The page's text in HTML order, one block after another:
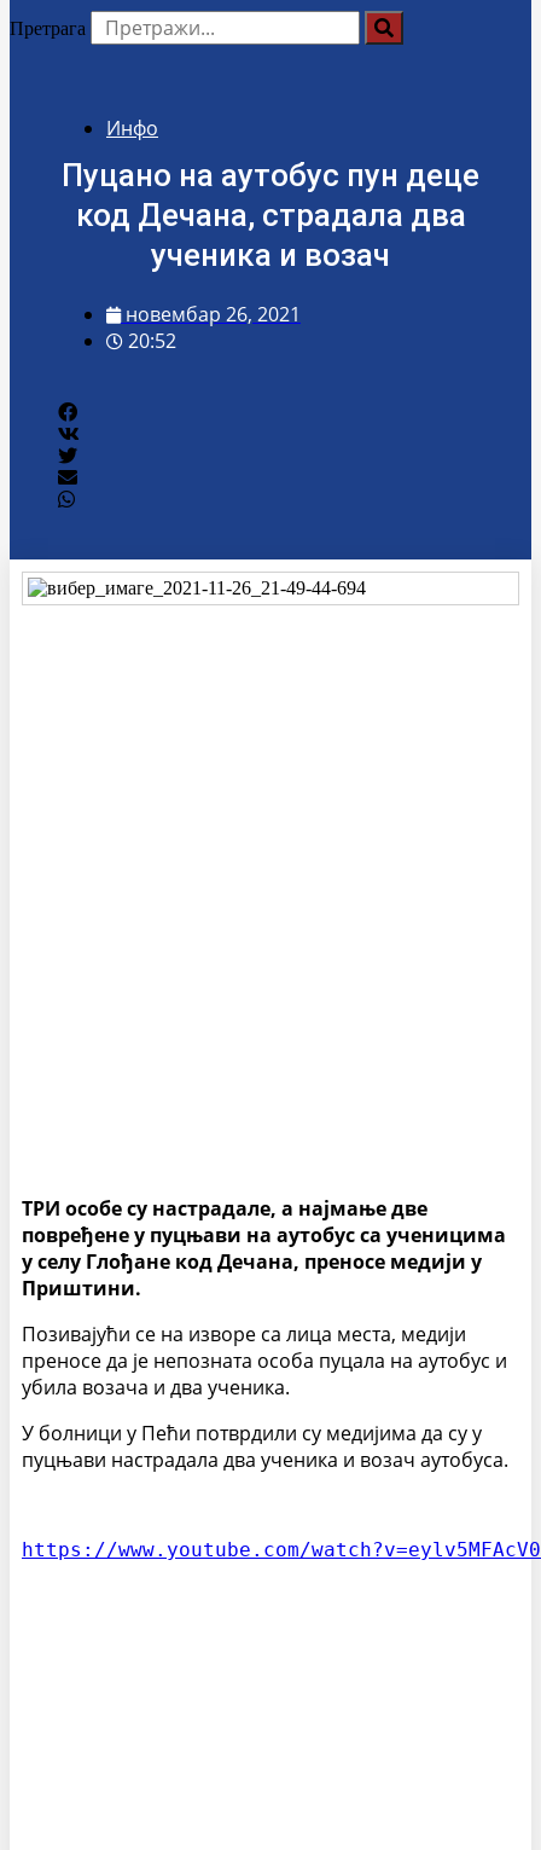
Претрага
Инфо
Пуцано на аутобус пун деце
код Дечана, страдала два
ученика и возач
новембар 26, 2021
20:52
ТРИ особе су настрадале, а најмање две
повређене у пуцњави на аутобус са ученицима
у селу Глођане код Дечана, преносе медији у
Приштини.
Позивајући се на изворе са лица места, медији
преносе да је непозната особа пуцала на аутобус и
убила возача и два ученика.
У болници у Пећи потврдили су медијима да су у
пуцњави настрадала два ученика и возач аутобуса.
https://www.youtube.com/watch?v=eylv5MFAcV0